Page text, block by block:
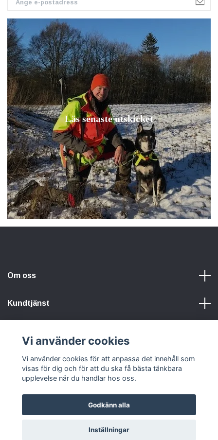
Läs senaste utskicket
Om oss
Kundtjänst
Sociala medier
© 2026 Hunters Of SwedenPowered by Quickbutik
Vi använder cookies
Vi använder cookies för att anpassa det innehåll som
visas för dig och för att du ska få bästa tänkbara
upplevelse när du handlar hos oss.
Godkänn alla
Inställningar